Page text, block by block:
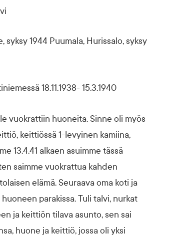
syksy 1944 Puumala, Hurissalo, syksy
18.11.1938- 15.3.1940
vuokrattiin huoneita. Sinne oli myös
keittiössä 1-levyinen kamiina,
13.4.41 alkaen asuimme tässä
saimme vuokrattua kahden
elämä. Seuraava oma koti ja
parakissa. Tuli talvi, nurkat
ja keittiön tilava asunto, sen sai
huone ja keittiö, jossa oli yksi